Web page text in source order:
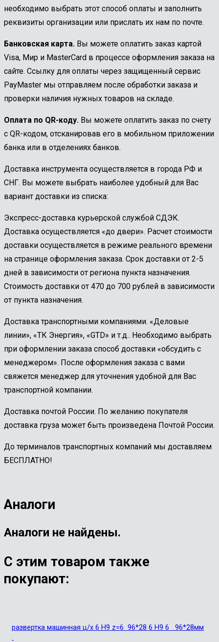
необходимо выбрать этот способ оплаты и заполнить
реквизиты организации или прислать их нам по почте.
Банковская карта. Вы можете оплатить заказ картой
Visa, Мир и MasterCard в процессе оформления заказа на
сайте. Ссылку для оплаты через защищенный сервис
PayMaster мы отправляем после обработки заказа и
проверки наличия нужных товаров на складе.
Оплата по QR-коду. Вы можете оплатить заказ по счету
с QR-кодом, отсканировав его в мобильном приложении
банка или в отделениях банков.
Доставка инструмента осуществляется в города РФ и
СНГ. Вы можете выбрать наиболее удобный для Вас
вариант доставки из списка:
Экспресс-доставка курьерской службой СДЭК.
Доставка осуществляется «до двери». Расчет стоимости
доставки осуществляется в режиме реального времени
на странице оформления заказа. Срок доставки от 2-5
дней в зависимости от региона пункта назначения.
Стоимость доставки от 470 до 700 рублей в зависимости
от пункта назначения.
Доставка транспортными компаниями. «Деловые
линии», «ТК Энергия», «GTD» и т.д.. Необходимо выбрать
при оформлении заказа способ доставки «обсудить с
менеджером». После оформления заказа с вами
свяжется менеджер для уточнения удобной для Вас
транспортной компании.
Доставка почтой России. По желанию покупателя
доставка груза может быть произведена Почтой России.
До терминалов транспортных компаний мы доставляем
БЕСПЛАТНО!
Аналоги
Аналоги не найдены.
С этим товаром также
покупают:
развертка машинная ц/х 6 Н9 z=6 96*28 6 Н9 6 96*28мм